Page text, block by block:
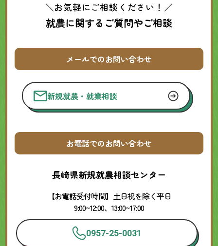
＼お気軽にご相談ください！／
就農に関するご質問やご相談
メールでのお問い合わせ
新規就農・就業相談
お電話でのお問い合わせ
長崎県新規就農相談センター
【お電話受付時間】土日祝を除く平日
9:00~12:00、13:00~17:00
0957-25-0031